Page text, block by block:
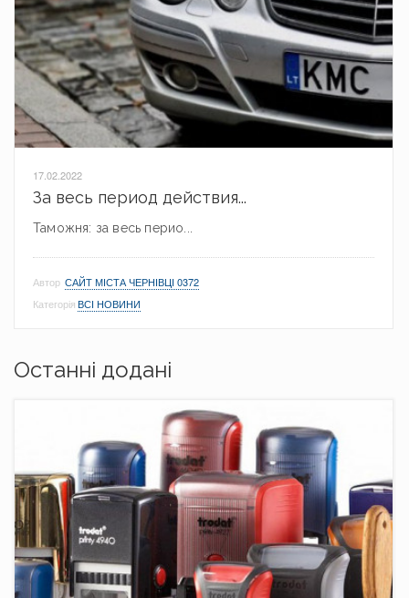
17.02.2022
За весь период действия...
Таможня: за весь перио...
Автор САЙТ МІСТА ЧЕРНІВЦІ 0372
КатегоріяВСІ НОВИНИ
Останні додані